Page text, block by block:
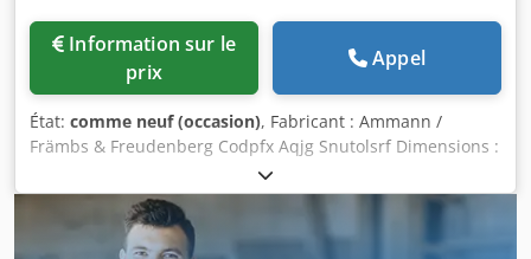
prix
Appel
État: comme neuf (occasion), Fabricant : Ammann /
Främbs & Freudenberg Codpfx Aqjg Snutolsrf Dimensions :
1 400 x 3 000 Comprend : – Système d’entraînement –
Arbres de transmission – Éléments de suspension Le crible
vibrant a été remis à neuf, sablé et peint.